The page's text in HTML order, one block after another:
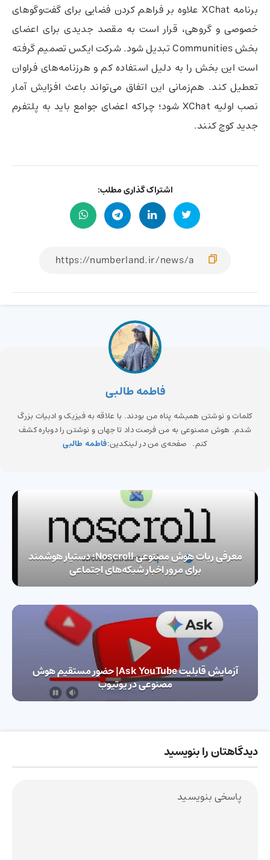
برنامه XChat علاوه بر فراهم کردن فضایی برای گفت‌وگوهای
خصوصی و گروهی، قرار است به مقصد جدیدی برای اعضای
بخش Communities تبدیل شود. شرکت ایکس تصمیم گرفته
است این بخش را به دلیل استفاده کم و هرزنامه‌های فراوان
تعطیل کند. هم‌زمانی این اتفاق می‌تواند باعث افزایش آمار
نصب اولیه XChat شود؛ چراکه اعضای جوامع باید به پلتفرم
جدید کوچ کنند.
اشتراک گذاری مطلب:
فاطمه طالبی
کلمات و نوشتن همیشه پناه من بودند. با علاقه به فیزیک و ادبیات بزرگ
شدم. هوش مصنوعی به من فرصت داد تا جهان و نوشتن را دوباره کشف
کنم. صفحه‌ی من در لینکدین:فاطمه طالبی
معرفی ربات هوش مصنوعی Noscroll؛ دستیار هوشمند
برای مرور اخبار شبکه‌های اجتماعی
آزمایش قابلیت Ask YouTube| حضور مستقیم هوش
مصنوعی در یوتیوب
دیدگاهتان را بنویسید